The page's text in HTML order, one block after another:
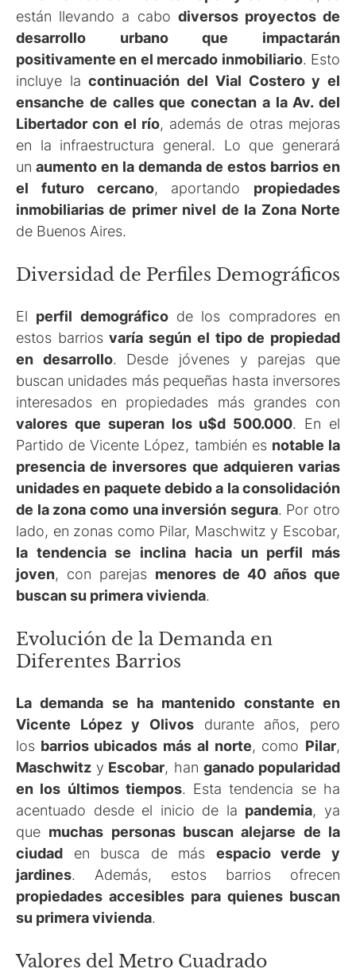
están llevando a cabo diversos proyectos de
desarrollo urbano que impactarán
positivamente en el mercado inmobiliario. Esto
incluye lacontinuación del Vial Costero y el
ensanche de calles que conectan a la Av. del
Libertador con el río, además de otras mejoras
en la infraestructura general. Lo que generará
un aumento en la demanda de estos barrios en
el futuro cercano, aportando propiedades
inmobiliarias de primer nivel de la Zona Norte
de Buenos Aires.
Diversidad de Perfiles Demográficos
El perfil demográficode los compradores en
estos barriosvaría según el tipo de propiedad
en desarrollo. Desde jóvenes y parejas que
buscan unidades más pequeñas hasta inversores
interesados en propiedades más grandes con
valores que superan los u$d 500.000. En el
Partido de Vicente López, también es notable la
presencia de inversores que adquieren varias
unidades en paquete debido a la consolidación
de la zona como una inversión segura. Por otro
lado, en zonas como Pilar, Maschwitz y Escobar,
la tendencia se inclina hacia un perfil más
joven, con parejas menores de 40 años que
buscan su primera vivienda.
Evolución de la Demanda en
Diferentes Barrios
La demanda se ha mantenido constante en
Vicente López y Olivos durante años, pero
los barrios ubicados más al norte, como Pilar,
Maschwitz y Escobar, han ganado popularidad
en los últimos tiempos. Esta tendencia se ha
acentuado desde el inicio de la pandemia, ya
que muchas personas buscan alejarse de la
ciudad en busca de más espacio verde y
jardines. Además, estos barrios ofrecen
propiedades accesibles para quienes buscan
su primera vivienda.
Valores del Metro Cuadrado